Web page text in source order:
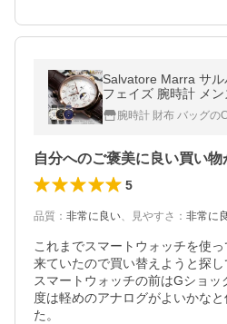
Salvatore Marra サ
フェイズ 腕時計 メン
レザー ブランド
腕時計 財布 バッグの
5
品質 ： 非常に良い、 見やすさ ： 非常に
これまでスマートウォッチを使
来ていたので買い替えようと探し
スマートウォッチの前はGショ
度は軽めのアナログがよいかな
た。